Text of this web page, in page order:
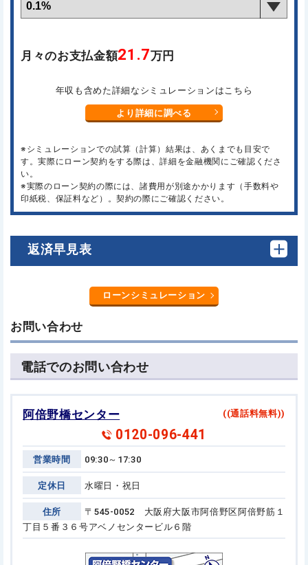
月々のお支払金額21.7万円
年収も含めた詳細なシミュレーションはこちら
より詳細に調べる
※シミュレーションでの試算（計算）結果は、あくまでも目安で
す。実際にローン契約をする際は、詳細を金融機関にご確認くださ
い。
※実際のローン契約の際には、諸費用が別途かかります（手数料や
印紙税、保証料など）。契約の際にご確認ください。
返済早見表
ローンシミュレーション
お問い合わせ
電話でのお問い合わせ
阿倍野橋センター ((通話料無料))
0120-096-441
営業時間 09:30～17:30
定休日 水曜日・祝日
住所
〒545-0052 大阪府大阪市阿倍野区阿倍野筋１
丁目５番３６号アベノセンタービル６階